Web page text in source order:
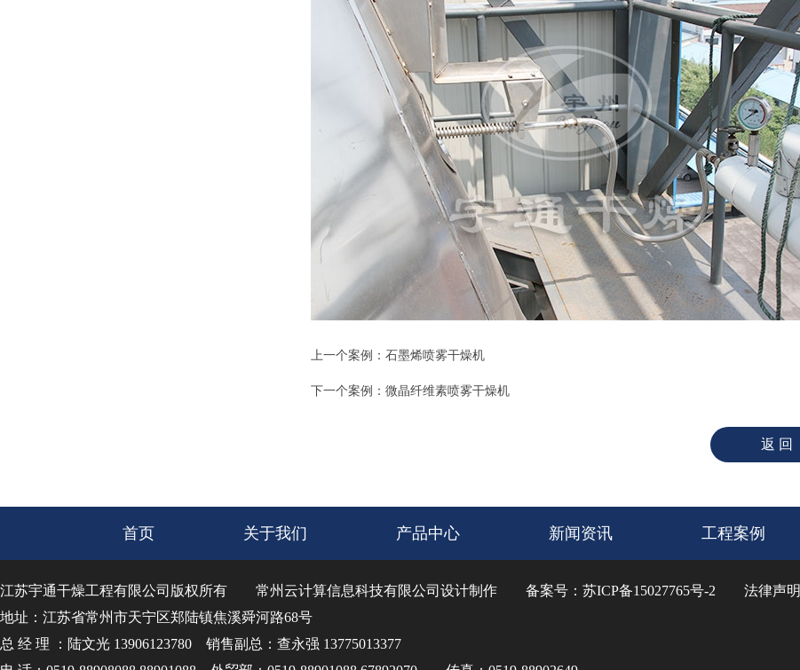
上一个案例： 石墨烯喷雾干燥机
下一个案例： 微晶纤维素喷雾干燥机
首页 关于我们 产品中心 新闻资讯 工程案例
江苏宇通干燥工程有限公司版权所有 常州云计算信息科技有限公司 设计制作 备案号： 苏ICP备15027765号-2
法律声明
地址：江苏省常州市天宁区郑陆镇焦溪舜河路68号
总 经 理 ：陆文光 13906123780 销售副总：查永强 13775013377